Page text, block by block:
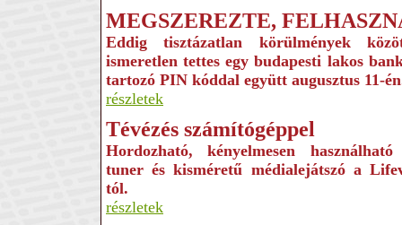
MEGSZEREZTE,
Eddig tisztázatlan körülmények
ismeretlen tettes egy budapesti lakos
tartozó PIN kóddal együtt augusztus 11-
részletek
Tévézés számítógéppel
Hordozható, kényelmesen
tuner és kisméretű médialejátszó a
tól.
részletek